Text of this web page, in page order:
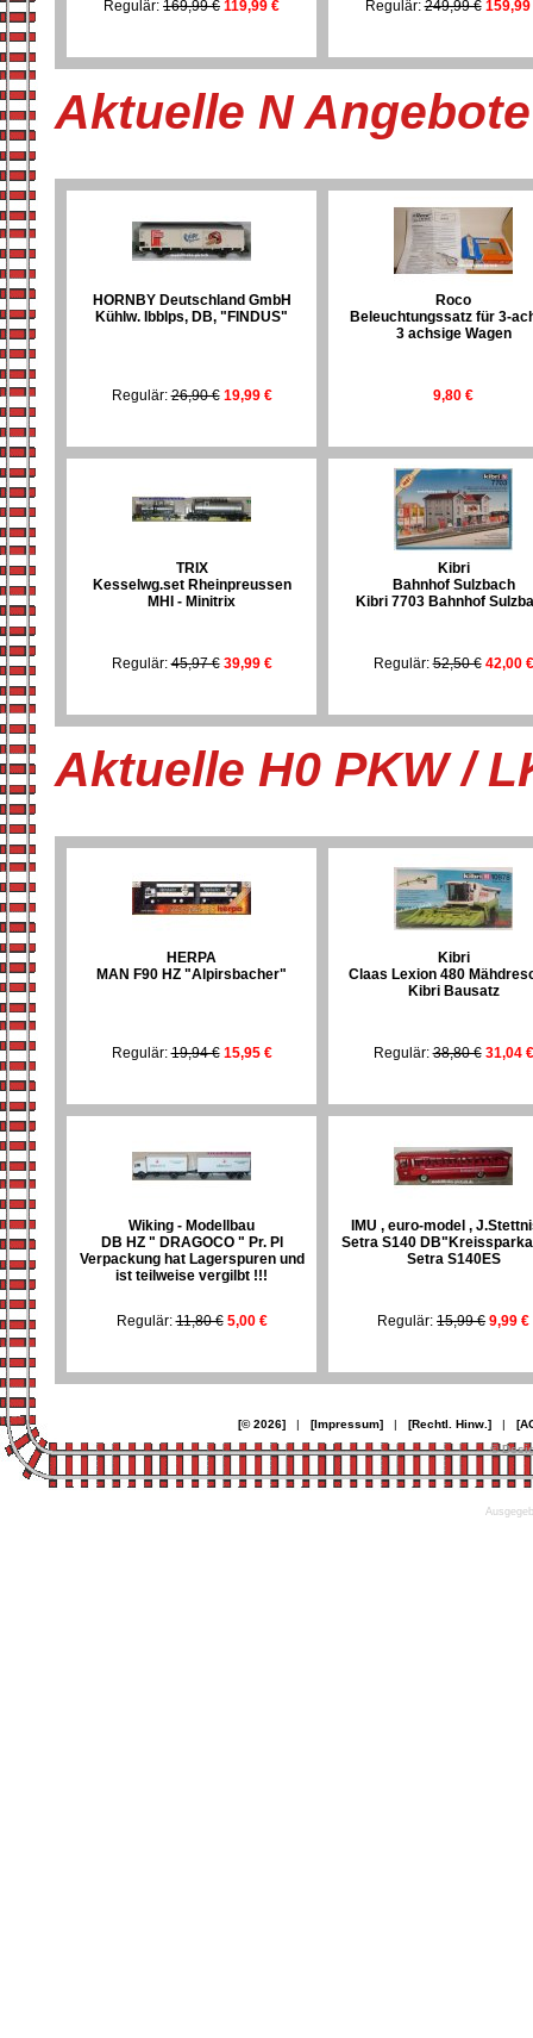
Regulär:169,99 € 119,99 € Regulär:249,99 € 159,99
Aktuelle N
HORNBY Deutschland GmbH
Kühlw. Ibblps, DB, "FINDUS"
Regulär:26,90 € 19,99 €
Roco
Beleuchtungssatz für 3-
3 achsige Wagen
9,80 €
TRIX
Kesselwg.set Rheinpreussen
MHI - Minitrix
Regulär:45,97 € 39,99 €
Kibri
Bahnhof Sulzbach
Kibri 7703 Bahnhof
Regulär:52,50 € 42,00 €
Aktuelle H0 PKW /
HERPA
MAN F90 HZ "Alpirsbacher"
Regulär:19,94 € 15,95 €
Kibri
Claas Lexion 480
Kibri Bausatz
Regulär:38,80 € 31,04 €
Wiking - Modellbau
DB HZ " DRAGOCO " Pr. Pl
Verpackung hat Lagerspuren und
ist teilweise vergilbt !!!
Regulär:11,80 € 5,00 €
IMU , euro-model ,
Setra S140
Setra S140ES
Regulär:15,99 € 9,99 €
[© 2026]| [Impressum]| [Rechtl. Hinw.]|
©